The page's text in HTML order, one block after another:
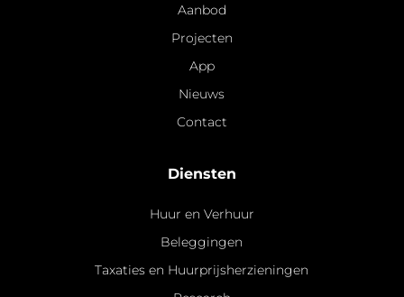
Aanbod
Projecten
App
Nieuws
Contact
Diensten
Huur en Verhuur
Beleggingen
Taxaties en Huurprijsherzieningen